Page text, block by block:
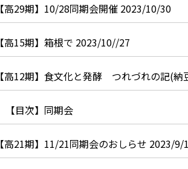
【高29期】10/28同期会開催 2023/10/30
【高15期】箱根で 2023/10//27
【高12期】食文化と発酵 つれづれの記(
【目次】同期会
【高21期】11/21同期会のおしらせ 2023/9/